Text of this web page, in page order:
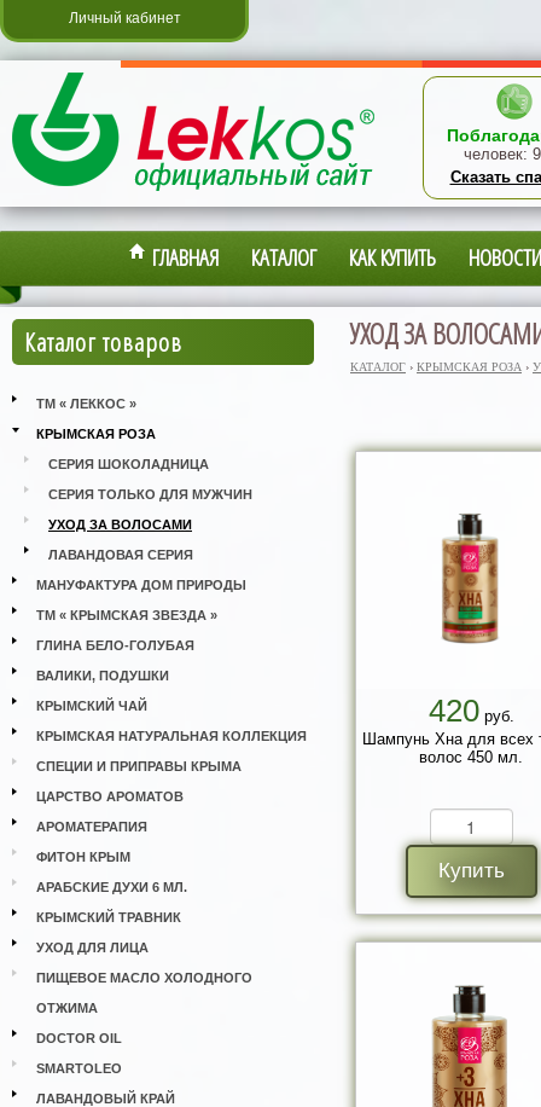
Личный кабинет
человек:
Сказать
ГЛАВНАЯ КАТАЛОГ КАК КУПИТЬ НОВОСТИ
Каталог товаров
ТМ « ЛЕККОС »
КРЫМСКАЯ РОЗА
СЕРИЯ ШОКОЛАДНИЦА
СЕРИЯ ТОЛЬКО ДЛЯ МУЖЧИН
УХОД ЗА ВОЛОСАМИ
ЛАВАНДОВАЯ СЕРИЯ
МАНУФАКТУРА ДОМ ПРИРОДЫ
ТМ « КРЫМСКАЯ ЗВЕЗДА »
ГЛИНА БЕЛО-ГОЛУБАЯ
ВАЛИКИ, ПОДУШКИ
КРЫМСКИЙ ЧАЙ
КРЫМСКАЯ НАТУРАЛЬНАЯ КОЛЛЕКЦИЯ
СПЕЦИИ И ПРИПРАВЫ КРЫМА
ЦАРСТВО АРОМАТОВ
АРОМАТЕРАПИЯ
ФИТОН КРЫМ
АРАБСКИЕ ДУХИ 6 МЛ.
КРЫМСКИЙ ТРАВНИК
УХОД ДЛЯ ЛИЦА
ПИЩЕВОЕ МАСЛО ХОЛОДНОГО
ОТЖИМА
DOCTOR OIL
SMARTOLEO
ЛАВАНДОВЫЙ КРАЙ
УХОД ЗА
КАТАЛОГ › КРЫМСКАЯ РОЗА ›
420руб.
Шампунь Хна для всех
волос 450 мл.
Купить